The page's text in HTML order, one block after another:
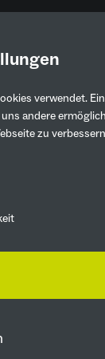
verwendet.
andere
zu